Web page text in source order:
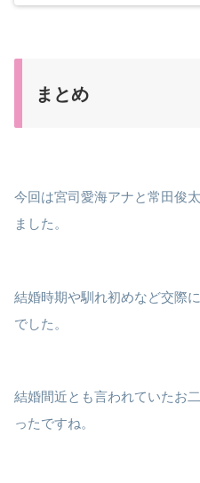
まとめ
今回は宮司愛海アナと常田俊
ました。
結婚時期や馴れ初めなど交際
でした。
結婚間近とも言われていたお
ったですね。